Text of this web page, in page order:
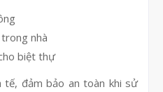
nhà
biệt thự
tế, đảm bảo an toàn khi sử